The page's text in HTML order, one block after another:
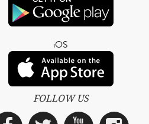
iOS
FOLLOW US